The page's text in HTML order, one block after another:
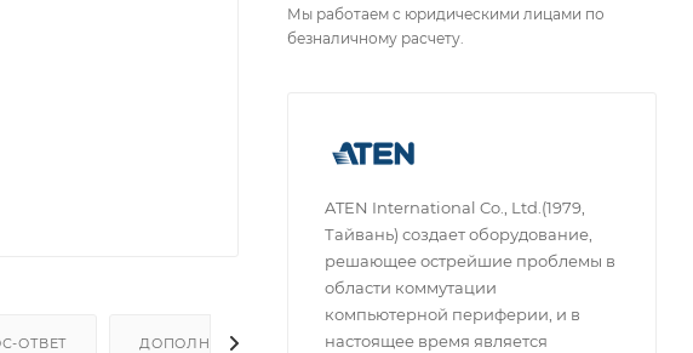
ОТВЕТ ДОПОЛНИТЕЛЬНО
Мы работаем с юридическими лицами по
безналичному расчету.
ATEN International Co., Ltd.(1979,
Тайвань) создает оборудование,
решающее острейшие проблемы в
области коммутации
компьютерной периферии, и в
настоящее время является